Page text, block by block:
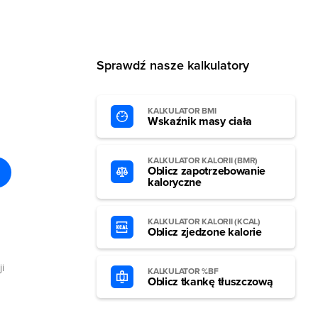
Sprawdź nasze kalkulatory
KALKULATOR BMI
Wskaźnik masy ciała
KALKULATOR KALORII (BMR)
Oblicz zapotrzebowanie
kaloryczne
KALKULATOR KALORII (KCAL)
Oblicz zjedzone kalorie
KALKULATOR %BF
Oblicz tkankę tłuszczową